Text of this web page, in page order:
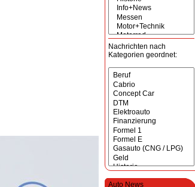
Nachrichten nach
Kategorien geordnet:
Auto News